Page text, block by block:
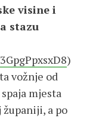
visine i
stazu
)
vožnje od
mjesta
županiji, a po